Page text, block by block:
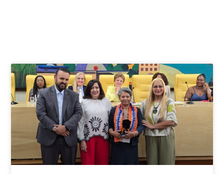
Postagens relacionadas